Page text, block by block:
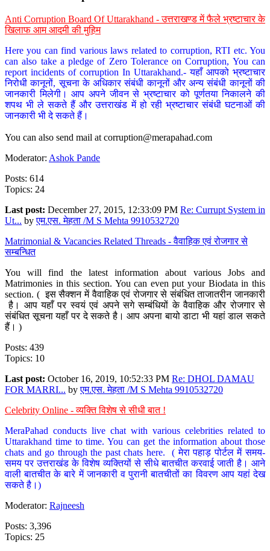
Anti Corruption Board Of Uttarakhand - उत्तराखण्ड में फैले भ्रष्टाचार के
खिलाफ आम आदमी की मुहिम
Here you can find various laws related to corruption, RTI etc. You
can also take a pledge of Zero Tolerance on Corruption, You can
report incidents of corruption In Uttarakhand.- यहाँ आपको भ्रष्टाचार
निरोधी कानूनों, सूचना के अधिकार संबंधी कानूनों और अन्य संबंधी कानूनों की
जानकारी मिलेगी। आप अपने जीवन से भ्रष्टाचार को पूर्णतया निकालने की
शपथ भी ले सकते हैं और उत्तराखंड में हो रही भ्रष्टाचार संबंधी घटनाओं की
जानकारी भी दे सकते हैं।
You can also send mail at corruption@merapahad.com
Moderator: Ashok Pande
Posts: 614
Topics: 24
Last post: December 27, 2015, 12:33:09 PM Re: Currupt System in
Ut... byएम.एस. मेहता /M S Mehta 9910532720
Matrimonial & Vacancies Related Threads - वैवाहिक एवं रोजगार से
सम्बन्धित
You will find the latest information about various Jobs and
Matrimonies in this section. You can even put your Biodata in this
section. ( इस सैक्शन में वैवाहिक एवं रोजगार से संबंधित ताजातरीन जानकारी
है। आप यहाँ पर स्वयं एवं अपने सगे सम्बंधियों के वैवाहिक और रोजगार से
संबंधित सूचना यहाँ पर दे सकते है। आप अपना बायो डाटा भी यहां डाल सकते
हैं। )
Posts: 439
Topics: 10
Last post: October 16, 2019, 10:52:33 PM Re: DHOL DAMAU
FOR MARRI... byएम.एस. मेहता /M S Mehta 9910532720
Celebrity Online - व्यक्ति विशेष से सीधी बात !
MeraPahad conducts live chat with various celebrities related to
Uttarakhand time to time. You can get the information about those
chats and go through the past chats here. ( मेरा पहाड़ पोर्टल में समय-
समय पर उत्तराखंड के विशेष व्यक्तियों से सीधे बातचीत करवाई जाती है। आने
वाली बातचीत के बारे में जानकारी व पुरानी बातचीतों का विवरण आप यहां देख
सकते है।)
Moderator: Rajneesh
Posts: 3,396
Topics: 25